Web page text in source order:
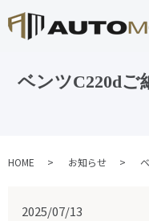
ベンツC220dご
HOME お知らせ
2025/07/13